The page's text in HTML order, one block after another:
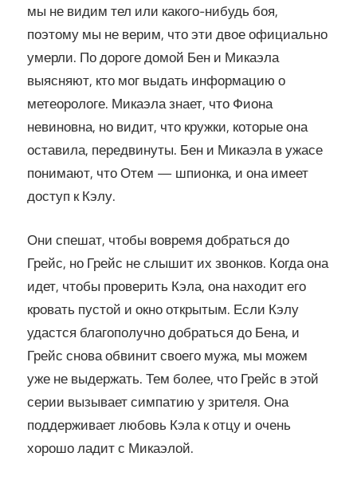
мы не видим тел или какого-нибудь боя,
поэтому мы не верим, что эти двое официально
умерли. По дороге домой Бен и Микаэла
выясняют, кто мог выдать информацию о
метеорологе. Микаэла знает, что Фиона
невиновна, но видит, что кружки, которые она
оставила, передвинуты. Бен и Микаэла в ужасе
понимают, что Отем — шпионка, и она имеет
доступ к Кэлу.
Они спешат, чтобы вовремя добраться до
Грейс, но Грейс не слышит их звонков. Когда она
идет, чтобы проверить Кэла, она находит его
кровать пустой и окно открытым. Если Кэлу
удастся благополучно добраться до Бена, и
Грейс снова обвинит своего мужа, мы можем
уже не выдержать. Тем более, что Грейс в этой
серии вызывает симпатию у зрителя. Она
поддерживает любовь Кэла к отцу и очень
хорошо ладит с Микаэлой.